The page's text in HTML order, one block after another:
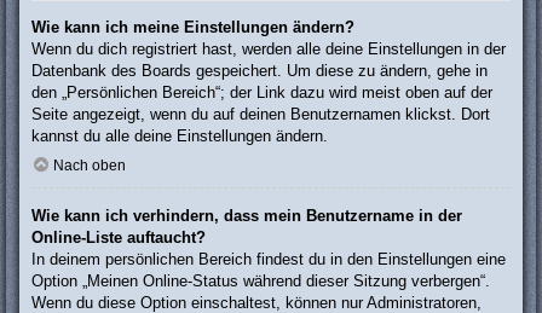
Wie kann ich meine Einstellungen ändern?
Wenn du dich registriert hast, werden alle deine Einstellungen in der
Datenbank des Boards gespeichert. Um diese zu ändern, gehe in
den „Persönlichen Bereich“; der Link dazu wird meist oben auf der
Seite angezeigt, wenn du auf deinen Benutzernamen klickst. Dort
kannst du alle deine Einstellungen ändern.
Nach oben
Wie kann ich verhindern, dass mein Benutzername in der
Online-Liste auftaucht?
In deinem persönlichen Bereich findest du in den Einstellungen eine
Option „Meinen Online-Status während dieser Sitzung verbergen“.
Wenn du diese Option einschaltest, können nur Administratoren,